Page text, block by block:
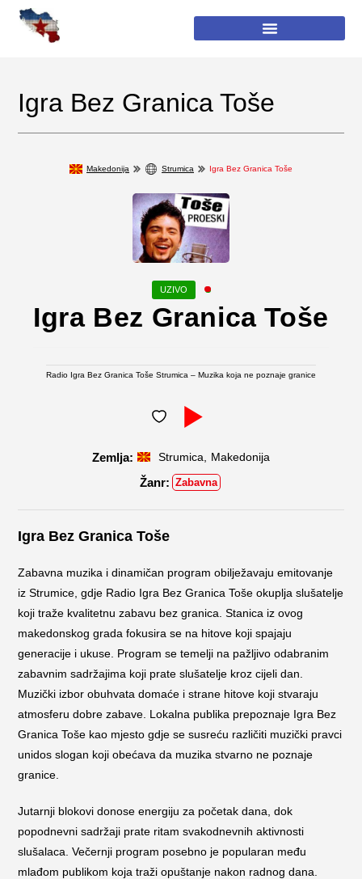
Igra Bez Granica Toše
Makedonija Strumica Igra Bez Granica Toše
Igra Bez Granica Toše
Radio Igra Bez Granica Toše Strumica – Muzika koja ne poznaje granice
Strumica Makedonija
Zabavna
Igra Bez Granica Toše
Zabavna muzika i dinamičan program obilježavaju emitovanje
iz Strumice, gdje Radio Igra Bez Granica Toše okuplja slušatelje
koji traže kvalitetnu zabavu bez granica. Stanica iz ovog
makedonskog grada fokusira se na hitove koji spajaju
generacije i ukuse. Program se temelji na pažljivo odabranim
zabavnim sadržajima koji prate slušatelje kroz cijeli dan.
Muzički izbor obuhvata domaće i strane hitove koji stvaraju
atmosferu dobre zabave. Lokalna publika prepoznaje Igra Bez
Granica Toše kao mjesto gdje se susreću različiti muzički pravci
unidos slogan koji obećava da muzika stvarno ne poznaje
granice.
Jutarnji blokovi donose energiju za početak dana, dok
popodnevni sadržaji prate ritam svakodnevnih aktivnosti
slušalaca. Večernji program posebno je popularan među
mlađom publikom koja traži opuštanje nakon radnog dana.